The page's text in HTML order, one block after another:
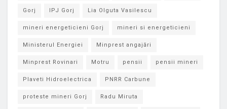
Gorj IPJ Gorj Lia Olguta Vasilescu
mineri energeticieni Gorj mineri si energeticieni
Ministerul Energiei Minprest angajări
Minprest Rovinari Motru pensii pensii mineri
Plaveti Hidroelectrica PNRR Carbune
proteste mineri Gorj Radu Miruta